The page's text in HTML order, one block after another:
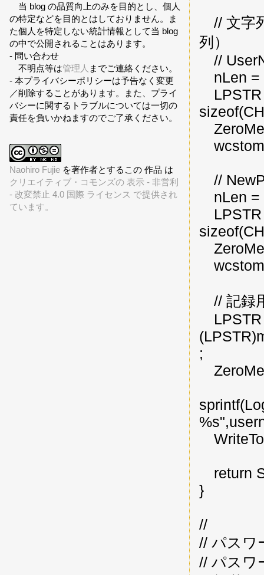
// 文字
列）
//
nLen =
LPSTR
//
nLen =
LPSTR
// 記録
LPSTR
;
return
}
//
// パスワ
// パスワ
当 blog の品質向上のみを目的とし、個人
の特定などを目的とはしておりません。ま
た個人を特定しない統計情報として当 blog
の中で公開されることはあります。
- 問い合わせ
不明点等は管理人 までご連絡ください。
- 本プライバシーポリシーは予告なく変更
／削除することがあります。また、プライ
バシーに関するトラブルについては一切の
責任を負いかねますのでご了承ください。
Naohiro Fujie を著作者とするこの 作品 は
クリエイティブ・コモンズの 表示 - 非営利
- 改変禁止 4.0 国際 ライセンス で提供され
ています。